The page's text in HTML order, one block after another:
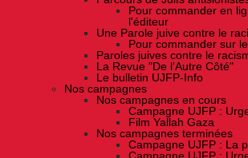
Pour commander en
l'éditeur
Une Parole juive contre le
Pour commander sur
Paroles juives contre le
La Revue "De l'Autre Côté"
Le bulletin UJFP-Info
Nos campagnes
Nos campagnes en cours
Campagne UJFP :
Film Yallah Gaza
Nos campagnes terminées
Campagne UJFP : La